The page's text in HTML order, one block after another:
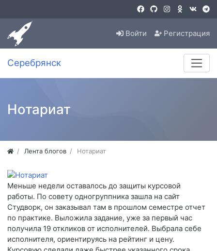
Войти Регистрация
Серебрянск
Нотариат
Лента блогов Нотариат
Меньше недели оставалось до защиты курсовой
работы. По совету одногруппника зашла на сайт
Студворк, он заказывал там в прошлом семестре отчет
по практике. Выложила задание, уже за первый час
получила 19 откликов от исполнителей. Выбрала себе
исполнителя, ориентируясь на рейтинг и цену.